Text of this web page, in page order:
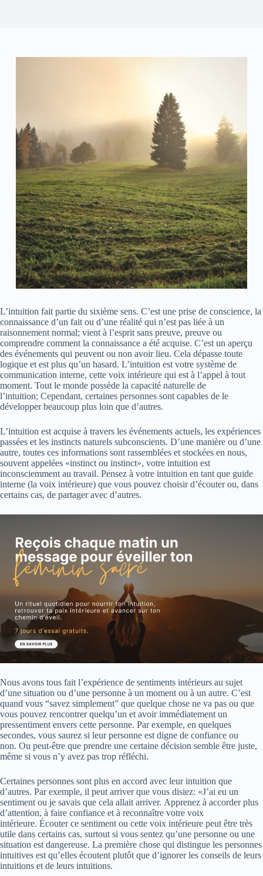
L’intuition fait partie du sixième sens. C’est une prise de conscience, la
connaissance d’un fait ou d’une réalité qui n’est pas liée à un
raisonnement normal; vient à l’esprit sans preuve, preuve ou
comprendre comment la connaissance a été acquise. C’est un aperçu
des événements qui peuvent ou non avoir lieu. Cela dépasse toute
logique et est plus qu’un hasard. L’intuition est votre système de
communication interne, cette voix intérieure qui est à l’appel à tout
moment. Tout le monde possède la capacité naturelle de
l’intuition; Cependant, certaines personnes sont capables de le
développer beaucoup plus loin que d’autres.
L’intuition est acquise à travers les événements actuels, les expériences
passées et les instincts naturels subconscients. D’une manière ou d’une
autre, toutes ces informations sont rassemblées et stockées en nous,
souvent appelées «instinct ou instinct», votre intuition est
inconsciemment au travail. Pensez à votre intuition en tant que guide
interne (la voix intérieure) que vous pouvez choisir d’écouter ou, dans
certains cas, de partager avec d’autres.
Nous avons tous fait l’expérience de sentiments intérieurs au sujet
d’une situation ou d’une personne à un moment ou à un autre. C’est
quand vous “savez simplement” que quelque chose ne va pas ou que
vous pouvez rencontrer quelqu’un et avoir immédiatement un
pressentiment envers cette personne. Par exemple, en quelques
secondes, vous saurez si leur personne est digne de confiance ou
non. Ou peut-être que prendre une certaine décision semble être juste,
même si vous n’y avez pas trop réfléchi.
Certaines personnes sont plus en accord avec leur intuition que
d’autres. Par exemple, il peut arriver que vous disiez: «J’ai eu un
sentiment ou je savais que cela allait arriver. Apprenez à accorder plus
d’attention, à faire confiance et à reconnaître votre voix
intérieure. Écouter ce sentiment ou cette voix intérieure peut être très
utile dans certains cas, surtout si vous sentez qu’une personne ou une
situation est dangereuse. La première chose qui distingue les personnes
intuitives est qu’elles écoutent plutôt que d’ignorer les conseils de leurs
intuitions et de leurs intuitions.